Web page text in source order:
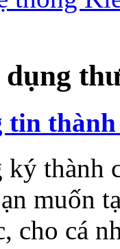
cô!
với
thư
tượng
Word
thống